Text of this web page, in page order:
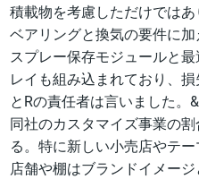
積載物を考慮しただけではあ
ベアリングと換気の要件に加
スプレー保存モジュールと
レイも組み込まれており、損
とRの責任者は言いました。
同社のカスタマイズ事業の
る。特に新しい小売店やテ
店舗や棚はブランドイメー